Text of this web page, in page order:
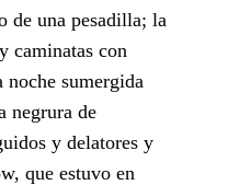
de una pesadilla; la
caminatas con
noche sumergida
negrura de
y delatores y
que estuvo en